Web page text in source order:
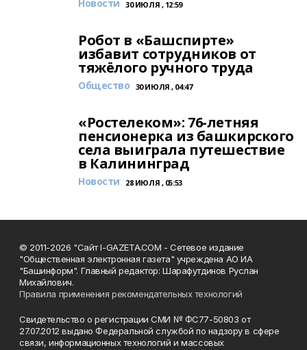
Новости 30 ИЮЛЯ , 12:59
Робот в «Башспирте»
избавит сотрудников от
тяжёлого ручного труда
Общество 30 ИЮЛЯ , 04:47
«Ростелеком»: 76-летняя
пенсионерка из башкирского
села выиграла путешествие
в Калининград
Новости 28 ИЮЛЯ , 05:53
© 2011-2026 "Сайт I-GAZETA.COM - Сетевое издание
"Общественная электронная газета" учреждена АО ИА
"Башинформ". Главный редактор: Шарафутдинов Руслан
Михайлович.
Правила применения рекомендательных технологий
Свидетельство о регистрации СМИ № ФС77-50803 от
27.07.2012 выдано Федеральной службой по надзору в сфере
связи, информационных технологий и массовых